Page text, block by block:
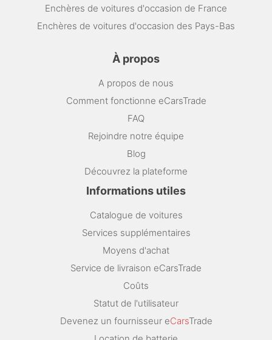
Enchères de voitures d'occasion de France
Enchères de voitures d'occasion des Pays-Bas
À propos
A propos de nous
Comment fonctionne eCarsTrade
FAQ
Rejoindre notre équipe
Blog
Découvrez la plateforme
Informations utiles
Catalogue de voitures
Services supplémentaires
Moyens d'achat
Service de livraison eCarsTrade
Coûts
Statut de l'utilisateur
Devenez un fournisseur eCarsTrade